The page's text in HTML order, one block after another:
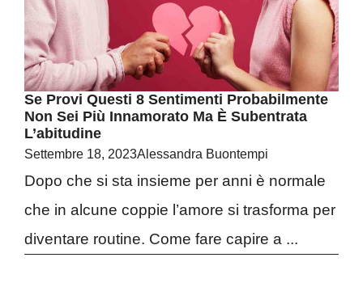
Se Provi Questi 8 Sentimenti Probabilmente
Non Sei Più Innamorato Ma È Subentrata
L’abitudine
Settembre 18, 2023Alessandra Buontempi
Dopo che si sta insieme per anni è normale
che in alcune coppie l’amore si trasforma per
diventare routine. Come fare capire a ...